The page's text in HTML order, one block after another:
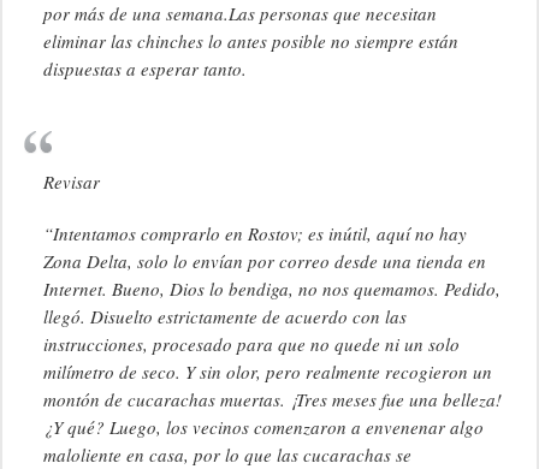
por más de una semana.Las personas que necesitan
eliminar las chinches lo antes posible no siempre están
dispuestas a esperar tanto.
Revisar
“Intentamos comprarlo en Rostov; es inútil, aquí no hay
Zona Delta, solo lo envían por correo desde una tienda en
Internet. Bueno, Dios lo bendiga, no nos quemamos. Pedido,
llegó. Disuelto estrictamente de acuerdo con las
instrucciones, procesado para que no quede ni un solo
milímetro de seco. Y sin olor, pero realmente recogieron un
montón de cucarachas muertas. ¡Tres meses fue una belleza!
¿Y qué? Luego, los vecinos comenzaron a envenenar algo
maloliente en casa, por lo que las cucarachas se